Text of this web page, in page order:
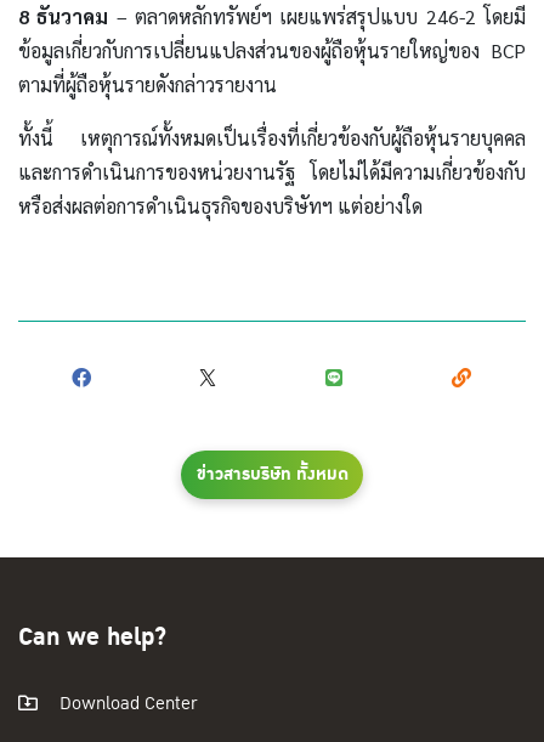
8 ธันวาคม – ตลาดหลักทรัพย์ฯ เผยแพร่สรุปแบบ 246-2 โดยมี
ข้อมูลเกี่ยวกับการเปลี่ยนแปลงส่วนของผู้ถือหุ้นรายใหญ่ของ BCP
ตามที่ผู้ถือหุ้นรายดังกล่าวรายงาน
ทั้งนี้ เหตุการณ์ทั้งหมดเป็นเรื่องที่เกี่ยวข้องกับผู้ถือหุ้นรายบุคคล
และการดำเนินการของหน่วยงานรัฐ โดยไม่ได้มีความเกี่ยวข้องกับ
หรือส่งผลต่อการดำเนินธุรกิจของบริษัทฯ แต่อย่างใด
ข่าวสารบริษัท ทั้งหมด
Can we help?
Download Center